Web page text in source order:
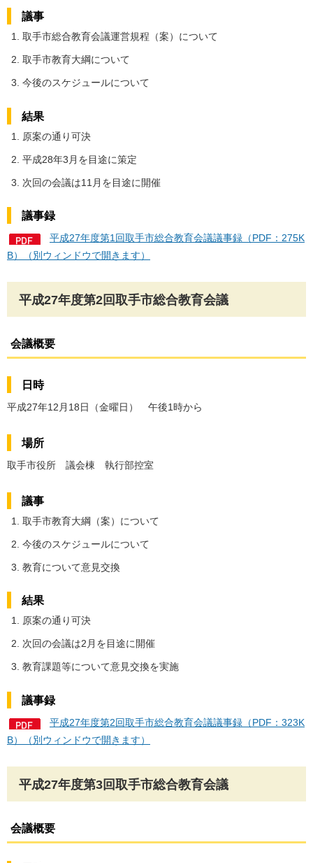
議事
取手市総合教育会議運営規程（案）について
取手市教育大綱について
今後のスケジュールについて
結果
原案の通り可決
平成28年3月を目途に策定
次回の会議は11月を目途に開催
議事録
平成27年度第1回取手市総合教育会議議事録（PDF：275K
B）（別ウィンドウで開きます）
平成27年度第2回取手市総合教育会議
会議概要
日時
平成27年12月18日（金曜日） 午後1時から
場所
取手市役所 議会棟 執行部控室
議事
取手市教育大綱（案）について
今後のスケジュールについて
教育について意見交換
結果
原案の通り可決
次回の会議は2月を目途に開催
教育課題等について意見交換を実施
議事録
平成27年度第2回取手市総合教育会議議事録（PDF：323K
B）（別ウィンドウで開きます）
平成27年度第3回取手市総合教育会議
会議概要